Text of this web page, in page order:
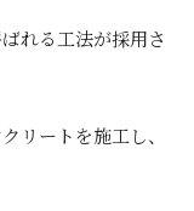
れる工法が採用さ
リートを施工し、